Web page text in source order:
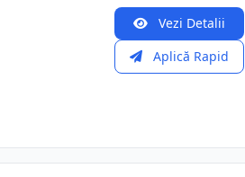
Vezi Detalii
Aplică Rapid